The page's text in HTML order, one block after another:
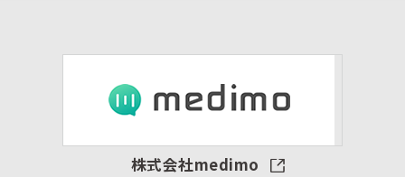
株式会社medimo